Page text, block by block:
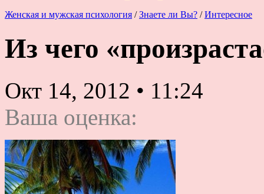
Женская и мужская психология / Знаете ли Вы? / Интересное
Из чего
Окт 14, 2012 • 11:24
Ваша оценка: